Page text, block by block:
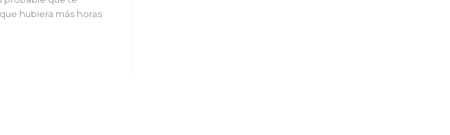
hubiera más horas